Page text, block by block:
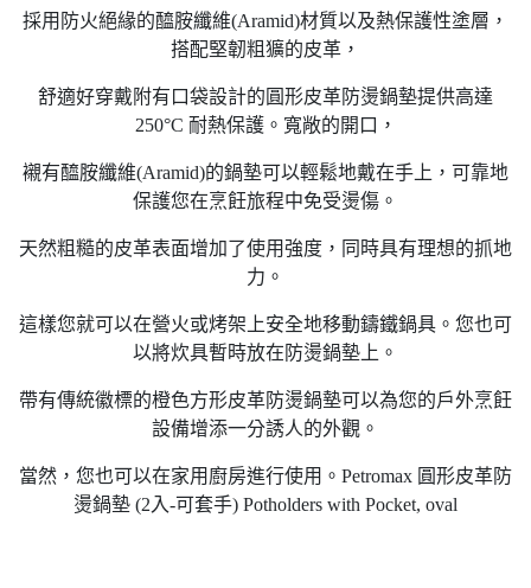
採用防火絕緣的醯胺纖維(Aramid)材質以及熱保護性塗層，
搭配堅韌粗獷的皮革，
舒適好穿戴附有口袋設計的圓形皮革防燙鍋墊提供高達
250°C 耐熱保護。寬敞的開口，
襯有醯胺纖維(Aramid)的鍋墊可以輕鬆地戴在手上，可靠地
保護您在烹飪旅程中免受燙傷。
天然粗糙的皮革表面增加了使用強度，同時具有理想的抓地
力。
這樣您就可以在營火或烤架上安全地移動鑄鐵鍋具。您也可
以將炊具暫時放在防燙鍋墊上。
帶有傳統徽標的橙色方形皮革防燙鍋墊可以為您的戶外烹飪
設備增添一分誘人的外觀。
當然，您也可以在家用廚房進行使用。Petromax 圓形皮革防
燙鍋墊 (2入-可套手) Potholders with Pocket, oval